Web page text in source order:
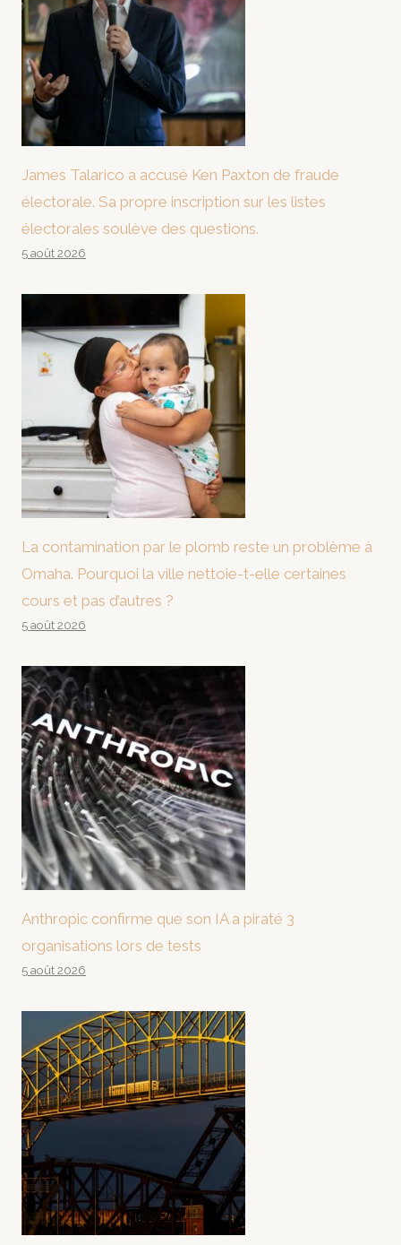
James Talarico a accusé Ken Paxton de fraude
électorale. Sa propre inscription sur les listes
électorales soulève des questions.
5 août 2026
La contamination par le plomb reste un problème à
Omaha. Pourquoi la ville nettoie-t-elle certaines
cours et pas d’autres ?
5 août 2026
Anthropic confirme que son IA a piraté 3
organisations lors de tests
5 août 2026